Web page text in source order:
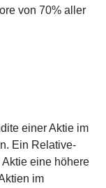
von 70% aller
einer Aktie im
Ein Relative-
eine höhere
im